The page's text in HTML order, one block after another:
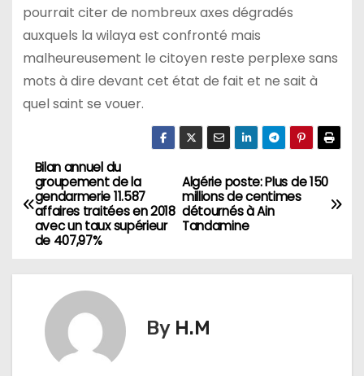
pourrait citer de nombreux axes dégradés
auxquels la wilaya est confronté mais
malheureusement le citoyen reste perplexe sans
mots à dire devant cet état de fait et ne sait à
quel saint se vouer.
N
a
v
i
Algérie poste: Plus de 150
millions de centimes
détournés à Ain
Tandamine
Bilan annuel du
groupement de la
gendarmerie 11.587
affaires traitées en 2018
avec un taux supérieur
de 407,97%
By H.M